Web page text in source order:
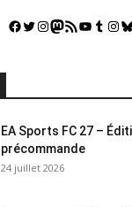
Facebook
Twitter
Instagram
Mastodon
Flux RSS
EA Sports FC 27 –
précommande
24 juillet 2026